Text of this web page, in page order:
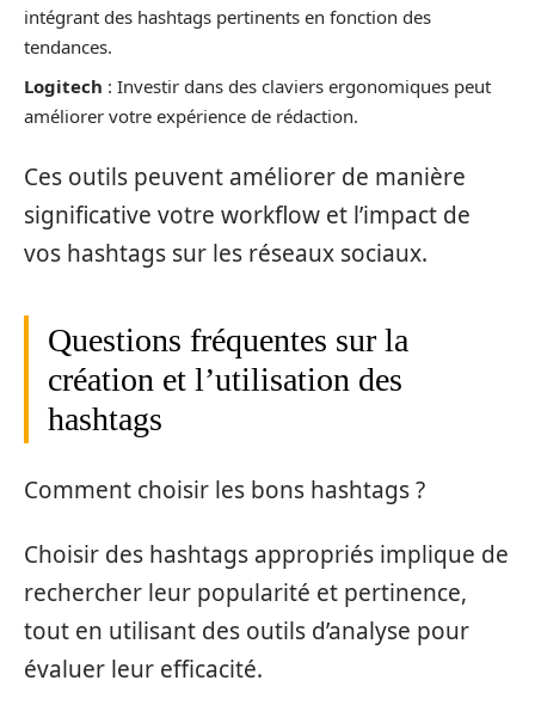
intégrant des hashtags pertinents en fonction des
tendances.
Logitech : Investir dans des claviers ergonomiques peut
améliorer votre expérience de rédaction.
Ces outils peuvent améliorer de manière
significative votre workflow et l’impact de
vos hashtags sur les réseaux sociaux.
Questions fréquentes sur la
création et l’utilisation des
hashtags
Comment choisir les bons hashtags ?
Choisir des hashtags appropriés implique de
rechercher leur popularité et pertinence,
tout en utilisant des outils d’analyse pour
évaluer leur efficacité.